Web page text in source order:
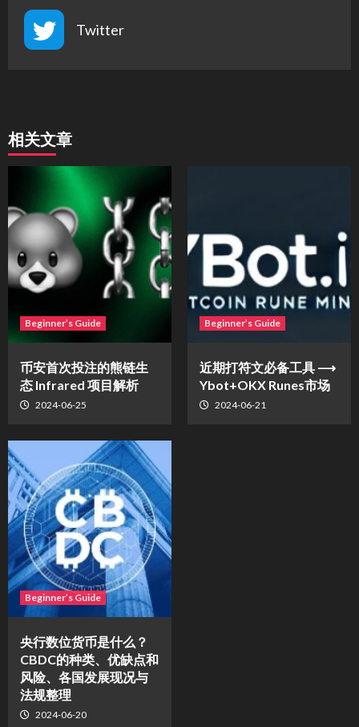
Twitter
相关文章
Beginner’s Guide
币安首次投注的熊链生
态 Infrared 项目解析
2024-06-25
Beginner’s Guide
近期打符文必备工具 ⟶
Ybot+OKX Runes市场
2024-06-21
Beginner’s Guide
央行数位货币是什么？
CBDC的种类、优缺点和
风险、各国发展现况与
法规整理
2024-06-20